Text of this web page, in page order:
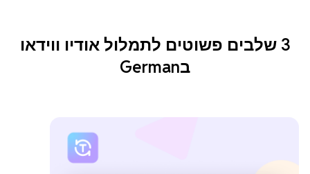
3 שלבים פשוטים לתמלול אודיו ווידאו
בGerman